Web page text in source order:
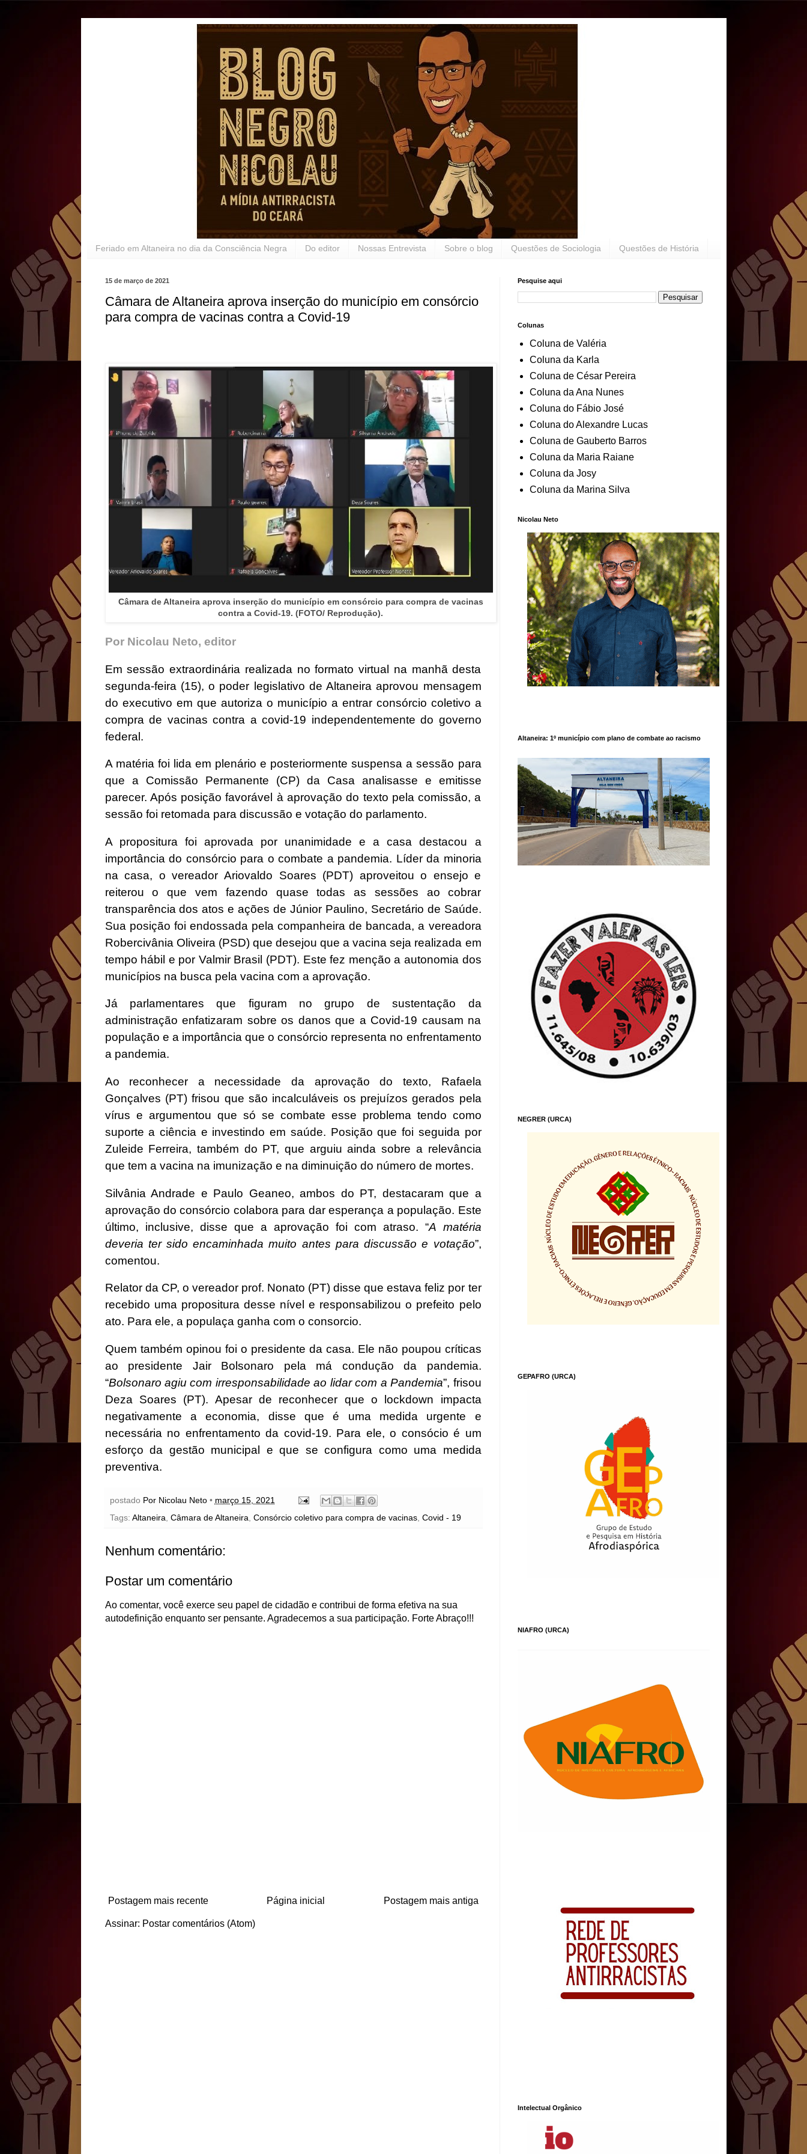
Feriado em Altaneira no dia da Consciência Negra Do editor Nossas Entrevista Sobre o blog Questões de Sociologia Questões de História
15 de março de 2021
Câmara de Altaneira aprova inserção do município em consórcio
para compra de vacinas contra a Covid-19
Câmara de Altaneira aprova inserção do município em consórcio para compra de vacinas
contra a Covid-19. (FOTO/ Reprodução).
Por Nicolau Neto, editor
Em sessão extraordinária realizada no formato virtual na manhã desta
segunda-feira (15), o poder legislativo de Altaneira aprovou mensagem
do executivo em que autoriza o município a entrar consórcio coletivo a
compra de vacinas contra a covid-19 independentemente do governo
federal.
A matéria foi lida em plenário e posteriormente suspensa a sessão para
que a Comissão Permanente (CP) da Casa analisasse e emitisse
parecer. Após posição favorável à aprovação do texto pela comissão, a
sessão foi retomada para discussão e votação do parlamento.
A propositura foi aprovada por unanimidade e a casa destacou a
importância do consórcio para o combate a pandemia. Líder da minoria
na casa, o vereador Ariovaldo Soares (PDT) aproveitou o ensejo e
reiterou o que vem fazendo quase todas as sessões ao cobrar
transparência dos atos e ações de Júnior Paulino, Secretário de Saúde.
Sua posição foi endossada pela companheira de bancada, a vereadora
Robercivânia Oliveira (PSD) que desejou que a vacina seja realizada em
tempo hábil e por Valmir Brasil (PDT). Este fez menção a autonomia dos
municípios na busca pela vacina com a aprovação.
Já parlamentares que figuram no grupo de sustentação da
administração enfatizaram sobre os danos que a Covid-19 causam na
população e a importância que o consórcio representa no enfrentamento
a pandemia.
Ao reconhecer a necessidade da aprovação do texto, Rafaela
Gonçalves (PT) frisou que são incalculáveis os prejuízos gerados pela
vírus e argumentou que só se combate esse problema tendo como
suporte a ciência e investindo em saúde. Posição que foi seguida por
Zuleide Ferreira, também do PT, que arguiu ainda sobre a relevância
que tem a vacina na imunização e na diminuição do número de mortes.
Silvânia Andrade e Paulo Geaneo, ambos do PT, destacaram que a
aprovação do consórcio colabora para dar esperança a população. Este
último, inclusive, disse que a aprovação foi com atraso. “A matéria
deveria ter sido encaminhada muito antes para discussão e votação”,
comentou.
Relator da CP, o vereador prof. Nonato (PT) disse que estava feliz por ter
recebido uma propositura desse nível e responsabilizou o prefeito pelo
ato. Para ele, a populaça ganha com o consorcio.
Quem também opinou foi o presidente da casa. Ele não poupou críticas
ao presidente Jair Bolsonaro pela má condução da pandemia.
“Bolsonaro agiu com irresponsabilidade ao lidar com a Pandemia”, frisou
Deza Soares (PT). Apesar de reconhecer que o lockdown impacta
negativamente a economia, disse que é uma medida urgente e
necessária no enfrentamento da covid-19. Para ele, o consócio é um
esforço da gestão municipal e que se configura como uma medida
preventiva.
postado Por Nicolau Neto • março 15, 2021
Tags: Altaneira Câmara de Altaneira Consórcio coletivo para compra de vacinas, Covid - 19
Nenhum comentário:
Postar um comentário
Ao comentar, você exerce seu papel de cidadão e contribui de forma efetiva na sua
autodefinição enquanto ser pensante. Agradecemos a sua participação. Forte Abraço!!!
Postagem mais recente Postagem mais antiga
Página inicial
Assinar: Postar comentários (Atom)
Pesquise aqui
Colunas
Coluna de Valéria
Coluna da Karla
Coluna de César Pereira
Coluna da Ana Nunes
Coluna do Fábio José
Coluna do Alexandre Lucas
Coluna de Gauberto Barros
Coluna da Maria Raiane
Coluna da Josy
Coluna da Marina Silva
Nicolau Neto
Altaneira: 1º município com plano de combate ao racismo
NEGRER (URCA)
GEPAFRO (URCA)
NIAFRO (URCA)
Intelectual Orgânico